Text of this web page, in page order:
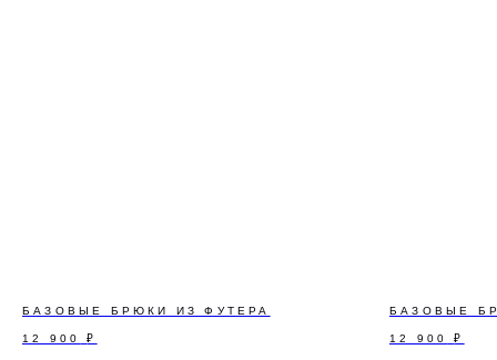
БАЗОВЫЕ БРЮКИ ИЗ ФУТЕРА
12 900 ₽
БАЗОВЫЕ
12 900 ₽